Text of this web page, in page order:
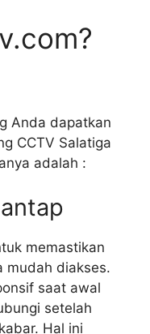
Anda dapatkan
CCTV Salatiga
adalah :
memastikan
mudah diakses.
saat awal
setelah
Hal ini